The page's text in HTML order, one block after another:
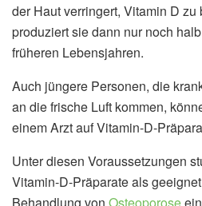
der Haut verringert, Vitamin D
produziert sie dann nur noch
früheren Lebensjahren.
Auch jüngere Personen, die
an die frische Luft kommen,
einem Arzt auf Vitamin-D-
Unter diesen Voraussetzungen
Vitamin-D-Präparate als
Behandlung von Osteoporose